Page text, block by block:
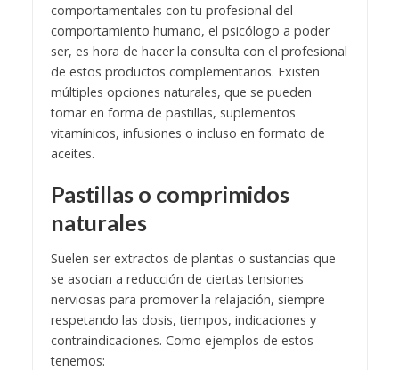
comportamentales con tu profesional del
comportamiento humano, el psicólogo a poder
ser, es hora de hacer la consulta con el profesional
de estos productos complementarios. Existen
múltiples opciones naturales, que se pueden
tomar en forma de pastillas, suplementos
vitamínicos, infusiones o incluso en formato de
aceites.
Pastillas o comprimidos
naturales
Suelen ser extractos de plantas o sustancias que
se asocian a reducción de ciertas tensiones
nerviosas para promover la relajación, siempre
respetando las dosis, tiempos, indicaciones y
contraindicaciones. Como ejemplos de estos
tenemos: